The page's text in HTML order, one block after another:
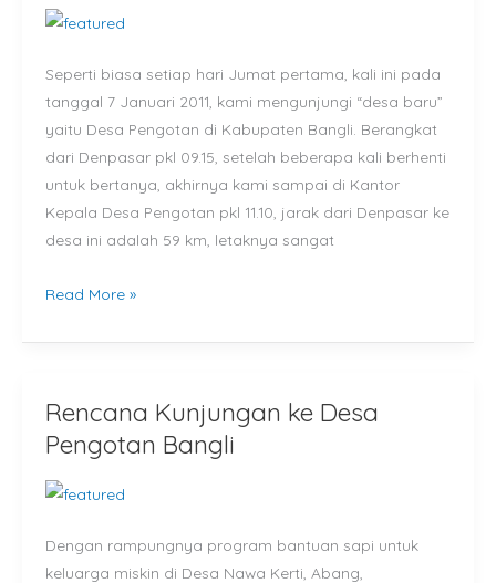
Seperti biasa setiap hari Jumat pertama, kali ini pada
tanggal 7 Januari 2011, kami mengunjungi “desa baru”
yaitu Desa Pengotan di Kabupaten Bangli. Berangkat
dari Denpasar pkl 09.15, setelah beberapa kali berhenti
untuk bertanya, akhirnya kami sampai di Kantor
Kepala Desa Pengotan pkl 11.10, jarak dari Denpasar ke
desa ini adalah 59 km, letaknya sangat
Desa
Bangli
Read More »
Rencana Kunjungan ke Desa
Pengotan Bangli
Dengan rampungnya program bantuan sapi untuk
keluarga miskin di Desa Nawa Kerti, Abang,
Rencana
Kunjungan
Desa
Bangli